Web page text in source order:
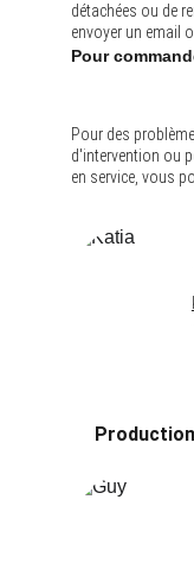
détachées ou de
envoyer un email
Pour des
d'intervention ou
en service, vous
Pour